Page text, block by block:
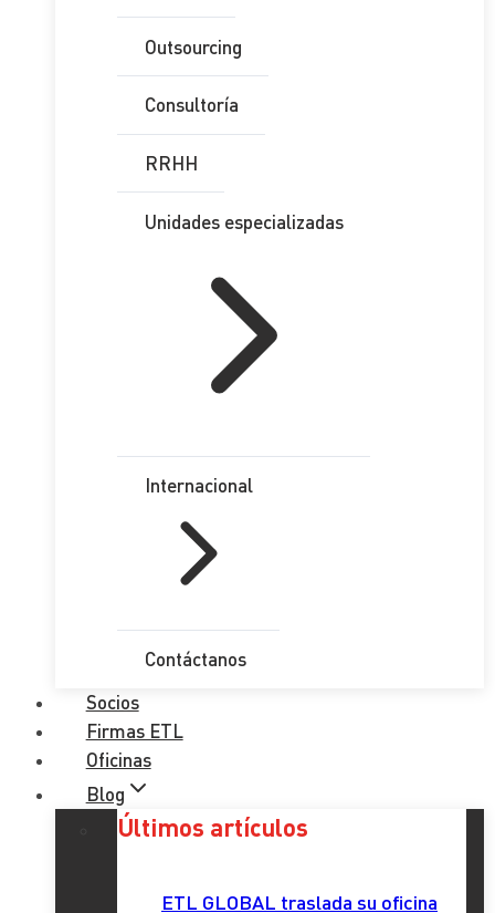
Outsourcing
Consultoría
RRHH
Unidades especializadas
Internacional
Contáctanos
Socios
Firmas ETL
Oficinas
Blog
Últimos artículos
ETL GLOBAL traslada su oficina